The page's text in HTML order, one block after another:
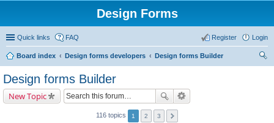
Design Forms
Quick links FAQ Login
Register
Board index Design forms developers
Design forms Builder
Design forms Builder
New Topic
116 topics 1 2 3